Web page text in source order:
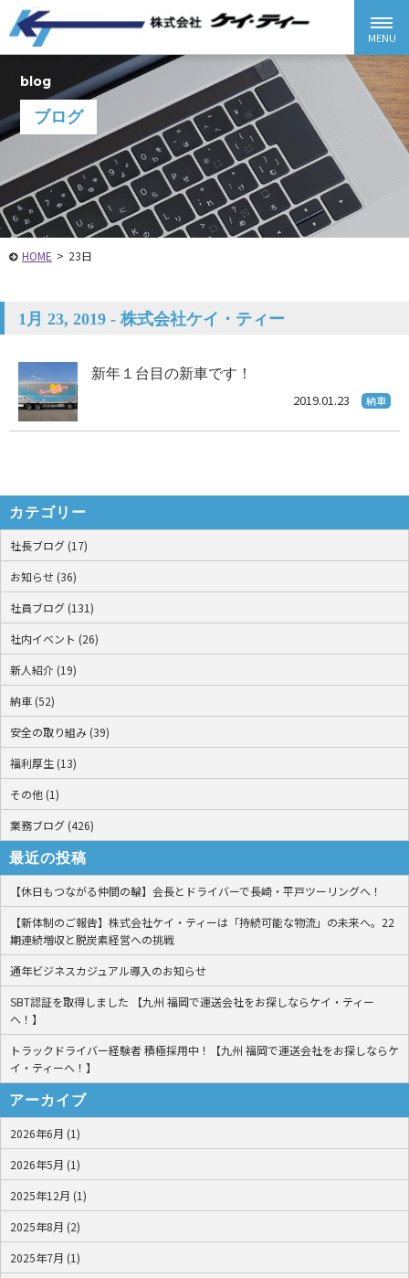
blog
ブログ
HOME > 23日
1月 23, 2019 - 株式会社ケイ・ティー
新年１台目の新車です！
2019.01.23 納車
カテゴリー
社長ブログ (17)
お知らせ (36)
社員ブログ (131)
社内イベント (26)
新人紹介 (19)
納車 (52)
安全の取り組み (39)
福利厚生 (13)
その他 (1)
業務ブログ (426)
最近の投稿
【休日もつながる仲間の輪】会長とドライバーで長崎・平戸ツーリングへ！
【新体制のご報告】株式会社ケイ・ティーは「持続可能な物流」の未来へ。22
期連続増収と脱炭素経営への挑戦
通年ビジネスカジュアル導入のお知らせ
SBT認証を取得しました 【九州 福岡で運送会社をお探しならケイ・ティー
へ！】
トラックドライバー経験者 積極採用中！【九州 福岡で運送会社をお探しならケ
イ・ティーへ！】
アーカイブ
2026年6月 (1)
2026年5月 (1)
2025年12月 (1)
2025年8月 (2)
2025年7月 (1)